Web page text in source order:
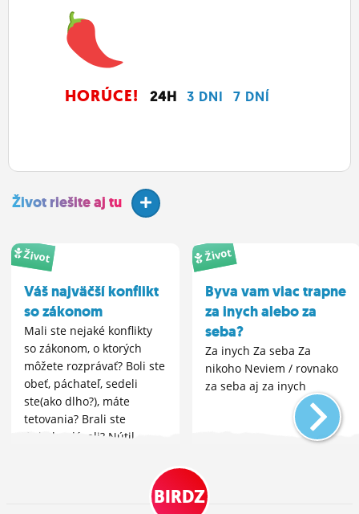
HORÚCE! 24H 3 DNI 7 DNÍ
Život riešite aj tu
Život
Váš najväčší konflikt
so zákonom
Mali ste nejaké konflikty
so zákonom, o ktorých
môžete rozprávať? Boli ste
obeť, páchateľ, sedeli
ste(ako dlho?), máte
tetovania? Brali ste
úplatky, dávali? Nútil
Život
Byva vam viac trapne
za inych alebo za
seba?
Za inych Za seba Za
nikoho Neviem / rovnako
za seba aj za inych
BIRDZ